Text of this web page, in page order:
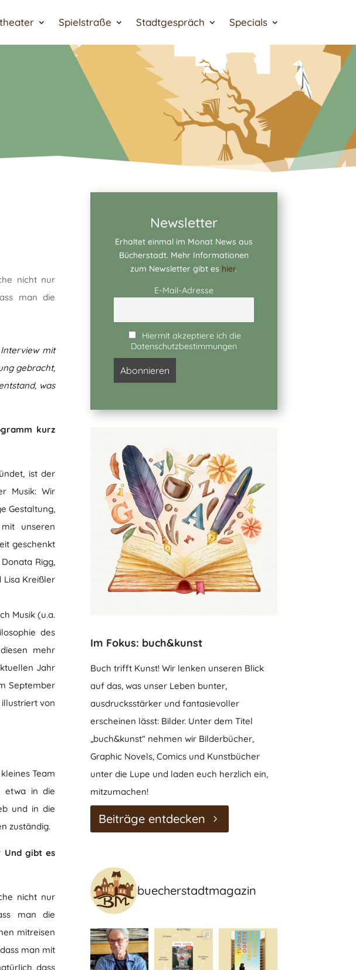
Spielstraße Stadtgespräch Specials
nicht nur
man die
mit
gebracht,
was
kurz
ist der
Musik: Wir
Gestaltung,
unseren
geschenkt
Rigg,
Lisa Kreißler
Musik (u.a.
des
mehr
Jahr
September
von
Team
etwa in die
und in die
zuständig.
Und gibt es
nicht nur
man die
mitreisen
man mit
dass
Newsletter
Erhaltet einmal im Monat News aus
Bücherstadt. Mehr Informationen
zum Newsletter gibt es hier.
E-Mail-Adresse
Hiermit akzeptiere ich die
Datenschutzbestimmungen
Im Fokus: buch&kunst
Buch trifft Kunst! Wir lenken unseren Blick
auf das, was unser Leben bunter,
ausdrucksstärker und fantasievoller
erscheinen lässt: Bilder. Unter dem Titel
„buch&kunst“ nehmen wir Bilderbücher,
Graphic Novels, Comics und Kunstbücher
unter die Lupe und laden euch herzlich ein,
mitzumachen!
Beiträge entdecken
buecherstadtmagazin